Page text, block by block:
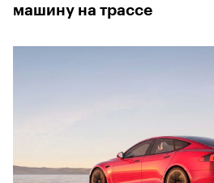
машину на трассе